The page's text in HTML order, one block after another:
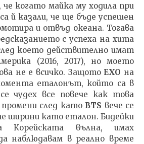
че когато майка му ходила при
й казали, че ще бъде успешен
и отвъд океана. Тогава
с успеха на хита
което действително имат
(2016, 2017), но моето
не е всичко. Защото EXO на
еталонът, който са в
чудех все повече как това
след като BTS вече се
ширини като еталон. Бидейки
вълна, имах
наблюдавам в реално време